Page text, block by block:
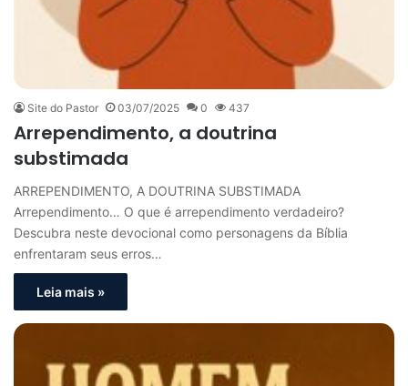
Site do Pastor 03/07/2025 0 437
Arrependimento, a doutrina
substimada
ARREPENDIMENTO, A DOUTRINA SUBSTIMADA
Arrependimento… O que é arrependimento verdadeiro?
Descubra neste devocional como personagens da Bíblia
enfrentaram seus erros…
Leia mais »